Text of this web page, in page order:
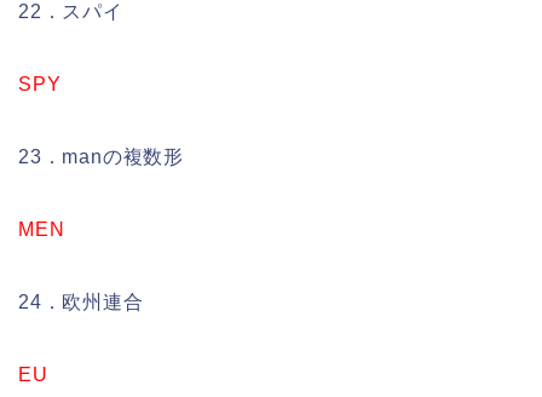
22．スパイ
SPY
23．manの複数形
MEN
24．欧州連合
EU